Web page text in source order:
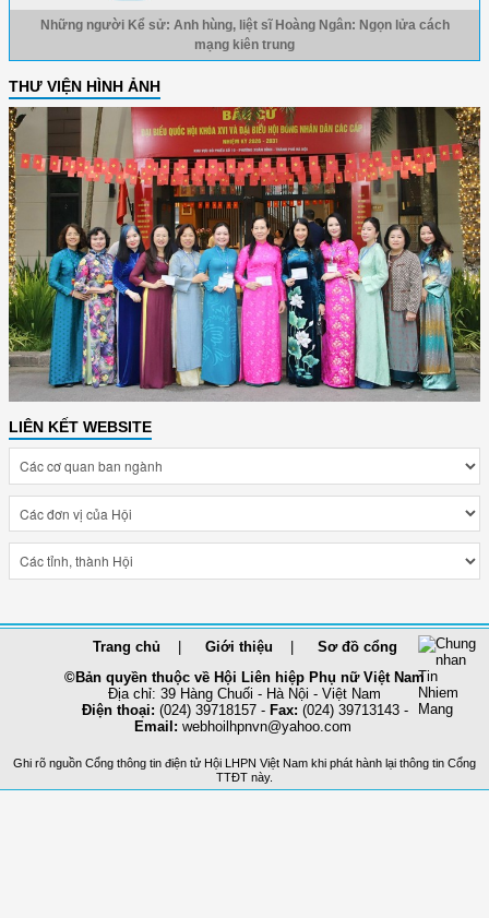
Những người Kể sử: Anh hùng, liệt sĩ Hoàng Ngân: Ngọn lửa cách
mạng kiên trung
THƯ VIỆN HÌNH ẢNH
LIÊN KẾT WEBSITE
Trang chủ Giới thiệu
Sơ đồ cổng
©Bản quyền thuộc về Hội Liên hiệp Phụ nữ Việt Nam
Địa chỉ: 39 Hàng Chuối - Hà Nội - Việt Nam
Điện thoại: (024) 39718157 - Fax: (024) 39713143 -
Email: webhoilhpnvn@yahoo.com
Ghi rõ nguồn Cổng thông tin điện tử Hội LHPN Việt Nam khi phát hành lại thông tin Cổng
TTĐT này.